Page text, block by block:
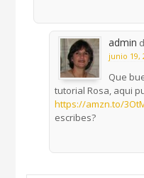
admin
junio 19,
Que
tutorial Rosa, aqui
https://amzn.to/
escribes?